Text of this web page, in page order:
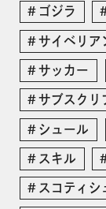
ゴジラ
サイベリア
サッカー
サブスクリ
シュール
スキル
スコティシ